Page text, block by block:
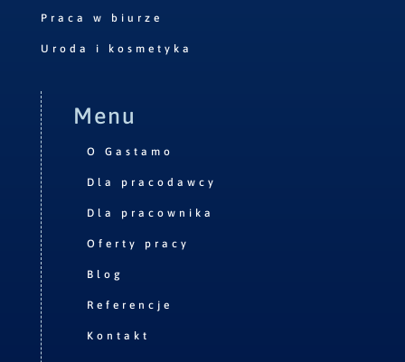
Praca w biurze
Uroda i kosmetyka
Menu
O Gastamo
Dla pracodawcy
Dla pracownika
Oferty pracy
Blog
Referencje
Kontakt